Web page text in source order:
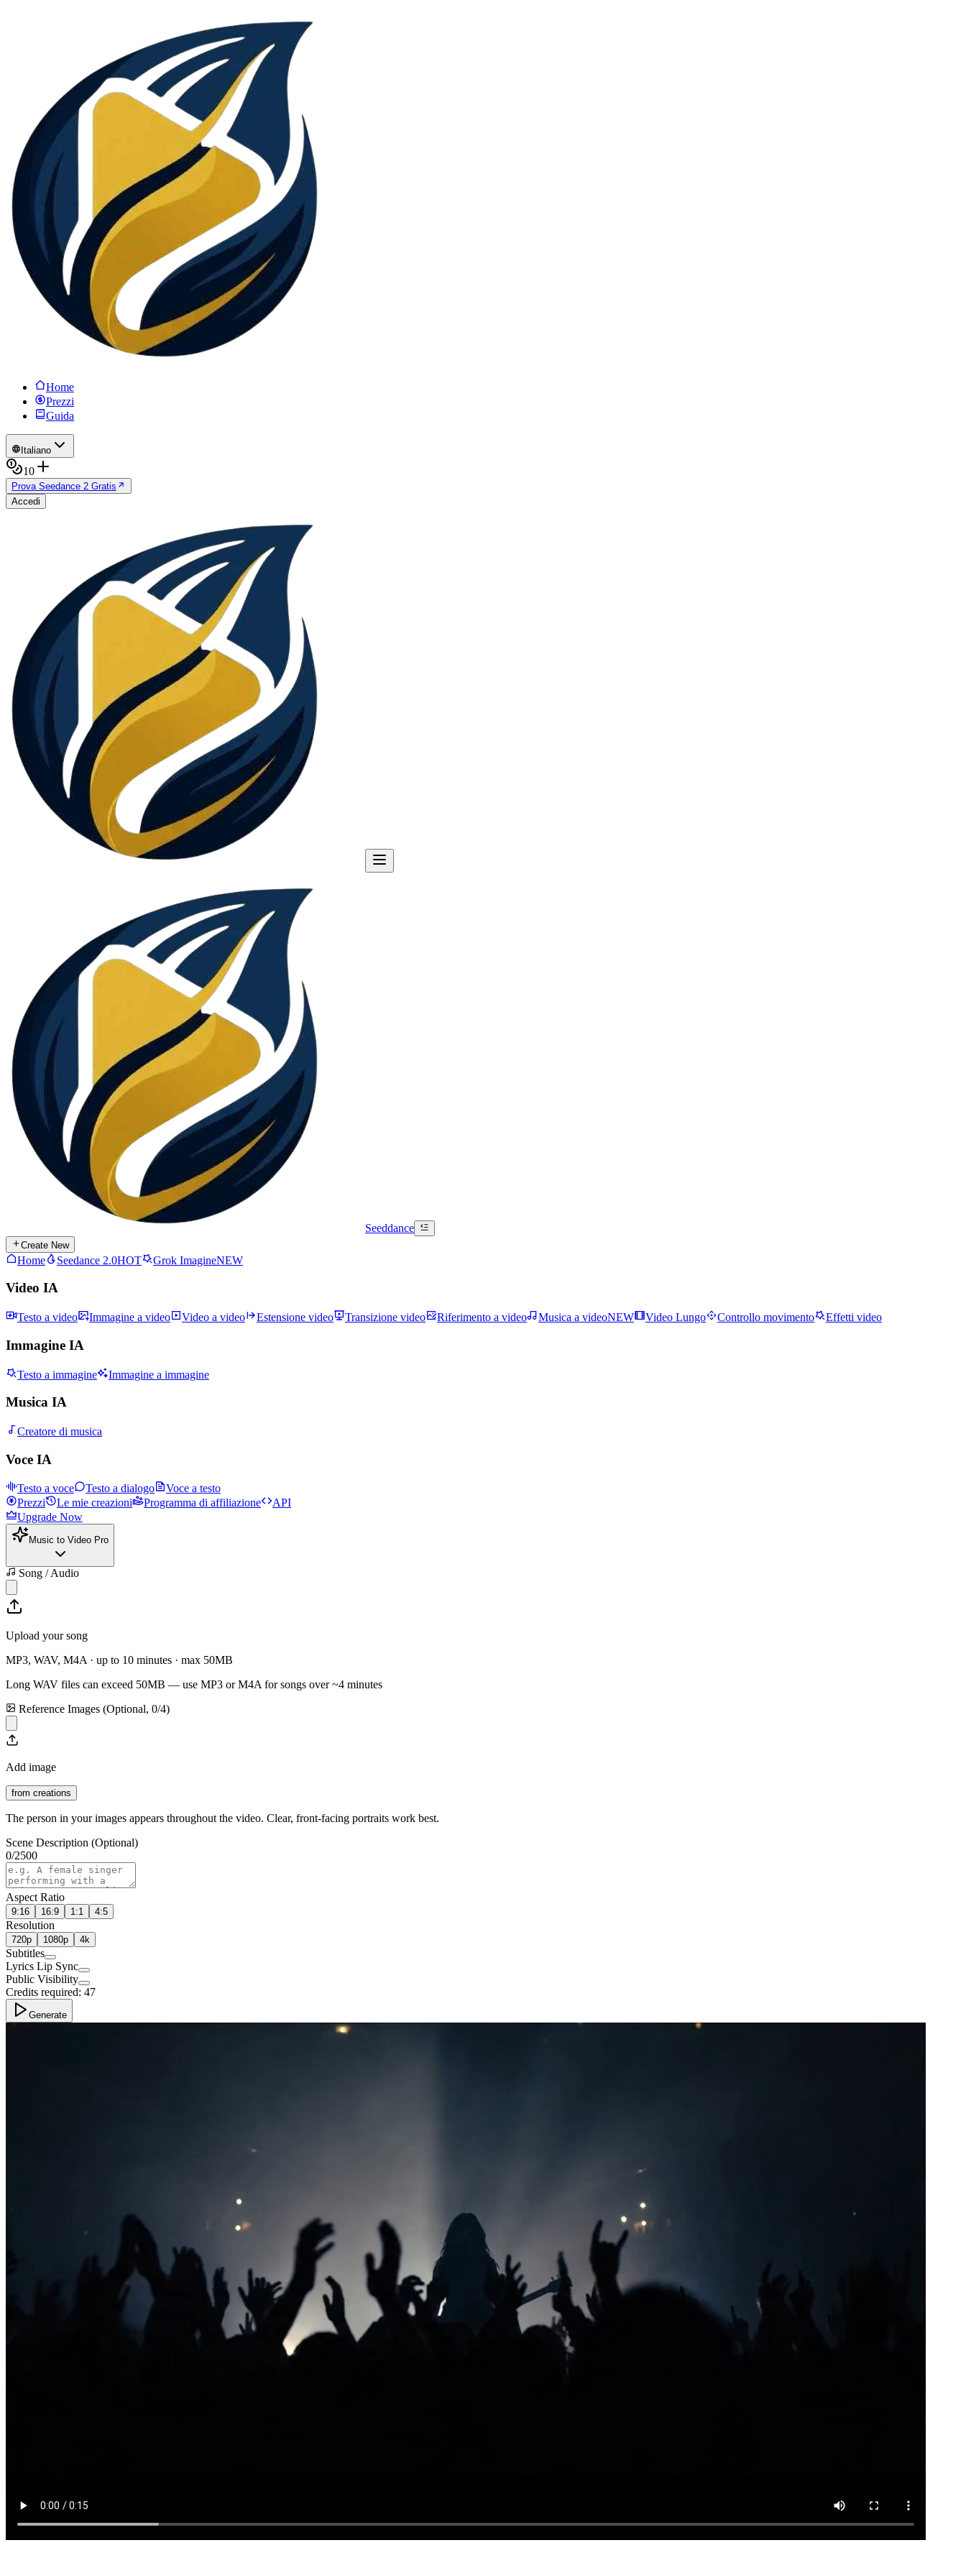
Home
Prezzi
Guida
Italiano
10
Prova Seedance 2 Gratis
Accedi
Seeddance
Create New
Home Seedance 2.0HOT Grok ImagineNEW
Video IA
Testo a video Immagine a video Video a video Estensione video Transizione video Riferimento a video Musica a videoNEW Video Lungo Controllo movimento Effetti video
Immagine IA
Testo a immagine Immagine a immagine
Musica IA
Creatore di musica
Voce IA
Testo a voce Testo a dialogo
Voce a testo
Prezzi
Le mie creazioni Programma di affiliazione
API
Upgrade Now
Music to Video Pro
Song / Audio
Upload your song
MP3, WAV, M4A · up to 10 minutes · max 50MB
Long WAV files can exceed 50MB — use MP3 or M4A for songs over ~4 minutes
Reference Images (Optional, 0/4)
Add image
from creations
The person in your images appears throughout the video. Clear, front-facing portraits work best.
Scene Description (Optional)
0/2500
Aspect Ratio
9:16 16:9 1:1 4:5
Resolution
720p 1080p 4k
Subtitles
Lyrics Lip Sync
Public Visibility
Credits required: 47
Generate